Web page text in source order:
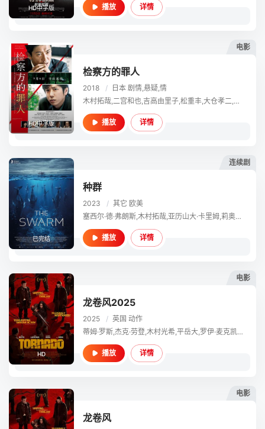
HD中字版 播放 详情
电影
HD中字版
检察方的罪人
2018 / 日本 剧情,悬疑,情
木村拓哉,二宫和也,吉高由里子,松重丰,大仓孝二,平岳大,八岛智人,矢岛健一,音尾琢真,木村绿子,芦名星,山崎纮菜,山崎努,酒向芳
播放 详情
连续剧
已完结
种群
2023 / 其它 欧美
塞西尔·德·弗朗斯,木村拓哉,亚历山大·卡里姆,莉奥妮·贝尼希,凯丽·考贝特,莎伦·邓肯-布鲁斯特,杰克·格林利斯,平岳大,克里斯塔·科索恩,芭芭拉·苏科瓦,莉迪亚·威尔逊,克拉斯·霍佛-乌姆劳夫,埃迪恩·杰拉里,奥利弗·马苏奇,克拉迪亚·朱尔特,雅各波·奥尔莫·安蒂诺里,Rosabell Laurenti Sellers,Joshua Odjick,Dutch Johnson
播放 详情
电影
HD
龙卷风2025
2025 / 英国 动作
蒂姆·罗斯,杰克·劳登,木村光希,平岳大,罗伊·麦克凯恩,杰米·米奇,道格拉斯·罗素,亚历克斯·麦奎因,伊恩·汉摩尔,杰克·莫里斯,拉斐尔·蒂里,Sammy Hayman,Nathan Malone,Bryan Michael Mills,Nina Barnett,Dennis Okwera
播放 详情
电影
龙卷风